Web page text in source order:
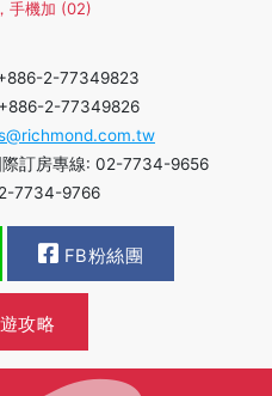
手機加 (02)
2-77349823
2-77349826
際訂房專線: 02-7734-9656
7734-9766
FB粉絲團
攻略